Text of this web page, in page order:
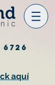
aquí